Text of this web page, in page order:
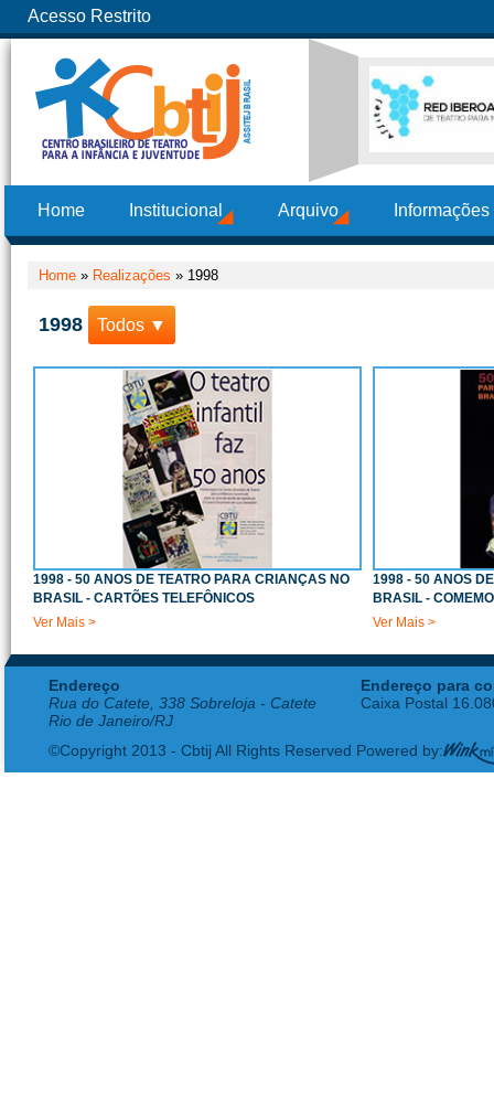
Acesso Restrito
Home Institucional Arquivo
Home » Realizações » 1998
1998 Todos ▼
1998 - 50 ANOS DE TEATRO PARA CRIANÇAS NO
BRASIL - CARTÕES TELEFÔNICOS
Ver Mais >
1998 - 50 ANOS
BRASIL -
Ver Mais >
Endereço
Rua do Catete, 338 Sobreloja - Catete
Rio de Janeiro/RJ
Endereço para
Caixa Postal
©Copyright 2013 - Cbtij All Rights Reserved Powered by: